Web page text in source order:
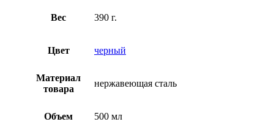
Вес 390 г.
Цвет черный
Материал
товара
нержавеющая сталь
Объем 500 мл